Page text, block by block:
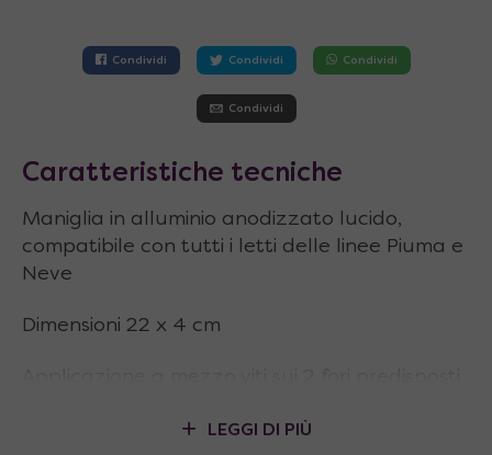
Condividi Condividi Condividi
Condividi
Caratteristiche tecniche
Maniglia in alluminio anodizzato lucido,
compatibile con tutti i letti delle linee Piuma e
Neve
Dimensioni 22 x 4 cm
LEGGI DI PIÙ